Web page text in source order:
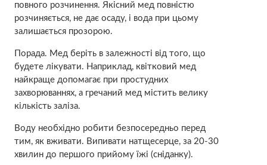
повного розчинення. Якісний мед повністю
розчиняється, не дає осаду, і вода при цьому
залишається прозорою.
Порада. Мед беріть в залежності від того, що
будете лікувати. Наприклад, квітковий мед
найкраще допомагає при простудних
захворюваннях, а гречаний мед містить велику
кількість заліза.
Воду необхідно робити безпосередньо перед
тим, як вживати. Випивати натщесерце, за 20-30
хвилин до першого прийому їжі (сніданку).